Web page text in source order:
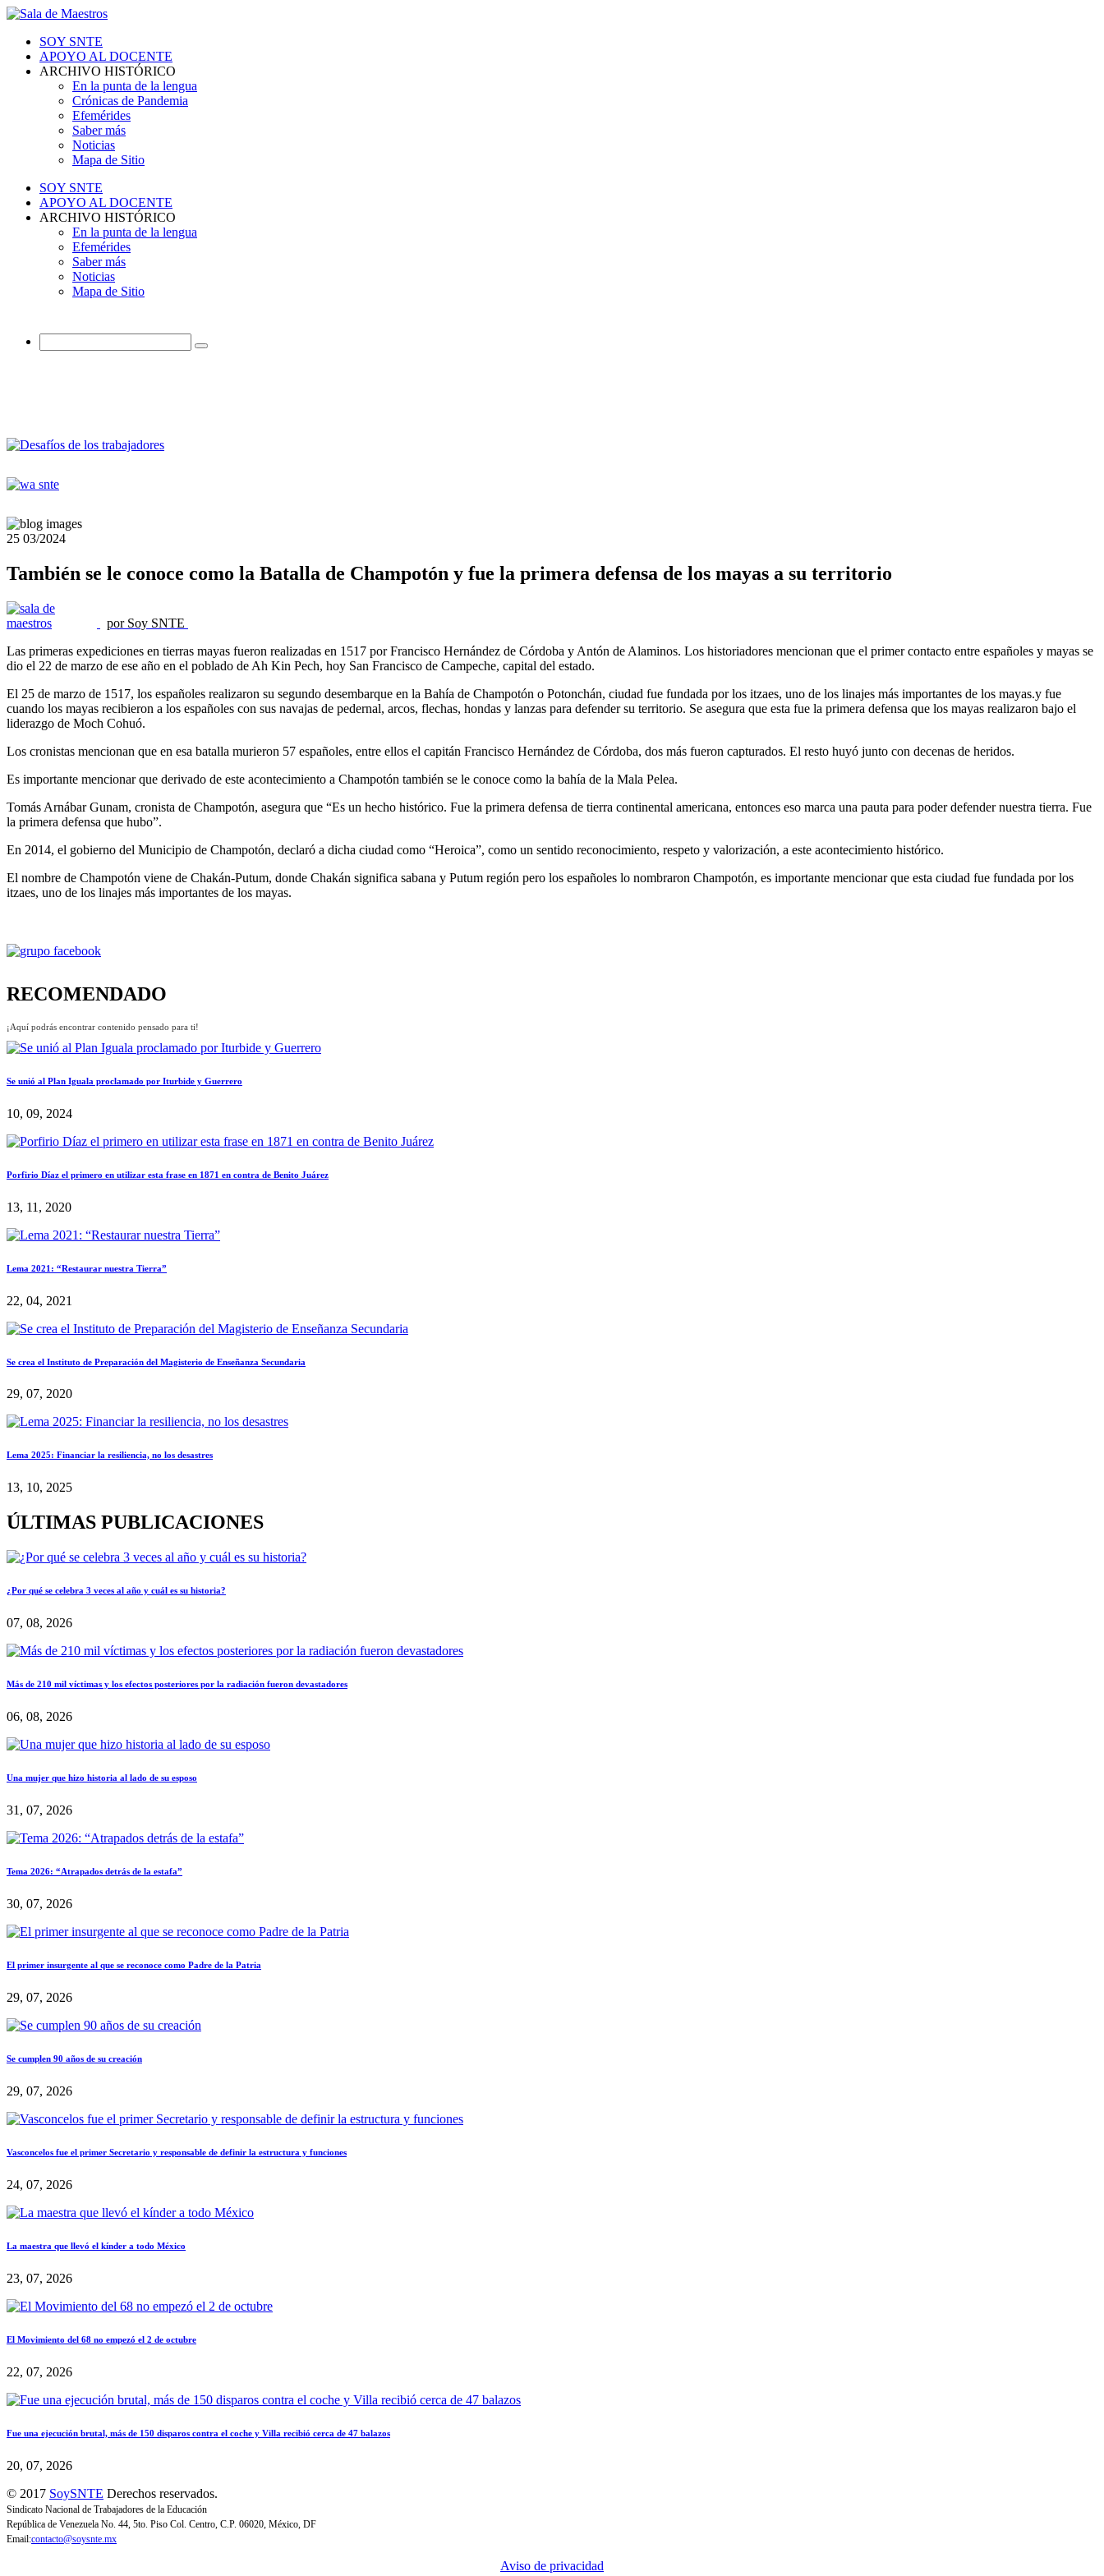
SOY SNTE
APOYO AL DOCENTE
ARCHIVO HISTÓRICO
En la punta de la lengua
Crónicas de Pandemia
Efemérides
Saber más
Noticias
Mapa de Sitio
SOY SNTE
APOYO AL DOCENTE
ARCHIVO HISTÓRICO
En la punta de la lengua
Efemérides
Saber más
Noticias
Mapa de Sitio
25 03/2024
También se le conoce como la Batalla de Champotón y fue la primera defensa de los mayas a su territorio
por Soy SNTE
Las primeras expediciones en tierras mayas fueron realizadas en 1517 por Francisco Hernández de Córdoba y Antón de Alaminos. Los historiadores mencionan que el primer contacto entre españoles y mayas se
dio el 22 de marzo de ese año en el poblado de Ah Kin Pech, hoy San Francisco de Campeche, capital del estado.
El 25 de marzo de 1517, los españoles realizaron su segundo desembarque en la Bahía de Champotón o Potonchán, ciudad fue fundada por los itzaes, uno de los linajes más importantes de los mayas.y fue
cuando los mayas recibieron a los españoles con sus navajas de pedernal, arcos, flechas, hondas y lanzas para defender su territorio. Se asegura que esta fue la primera defensa que los mayas realizaron bajo el
liderazgo de Moch Cohuó.
Los cronistas mencionan que en esa batalla murieron 57 españoles, entre ellos el capitán Francisco Hernández de Córdoba, dos más fueron capturados. El resto huyó junto con decenas de heridos.
Es importante mencionar que derivado de este acontecimiento a Champotón también se le conoce como la bahía de la Mala Pelea.
Tomás Arnábar Gunam, cronista de Champotón, asegura que “Es un hecho histórico. Fue la primera defensa de tierra continental americana, entonces eso marca una pauta para poder defender nuestra tierra. Fue
la primera defensa que hubo”.
En 2014, el gobierno del Municipio de Champotón, declaró a dicha ciudad como “Heroica”, como un sentido reconocimiento, respeto y valorización, a este acontecimiento histórico.
El nombre de Champotón viene de Chakán-Putum, donde Chakán significa sabana y Putum región pero los españoles lo nombraron Champotón, es importante mencionar que esta ciudad fue fundada por los
itzaes, uno de los linajes más importantes de los mayas.
RECOMENDADO
¡Aquí podrás encontrar contenido pensado para ti!
Se unió al Plan Iguala proclamado por Iturbide y Guerrero
10, 09, 2024
Porfirio Díaz el primero en utilizar esta frase en 1871 en contra de Benito Juárez
13, 11, 2020
Lema 2021: “Restaurar nuestra Tierra”
22, 04, 2021
Se crea el Instituto de Preparación del Magisterio de Enseñanza Secundaria
29, 07, 2020
Lema 2025: Financiar la resiliencia, no los desastres
13, 10, 2025
ÚLTIMAS PUBLICACIONES
¿Por qué se celebra 3 veces al año y cuál es su historia?
07, 08, 2026
Más de 210 mil víctimas y los efectos posteriores por la radiación fueron devastadores
06, 08, 2026
Una mujer que hizo historia al lado de su esposo
31, 07, 2026
Tema 2026: “Atrapados detrás de la estafa”
30, 07, 2026
El primer insurgente al que se reconoce como Padre de la Patria
29, 07, 2026
Se cumplen 90 años de su creación
29, 07, 2026
Vasconcelos fue el primer Secretario y responsable de definir la estructura y funciones
24, 07, 2026
La maestra que llevó el kínder a todo México
23, 07, 2026
El Movimiento del 68 no empezó el 2 de octubre
22, 07, 2026
Fue una ejecución brutal, más de 150 disparos contra el coche y Villa recibió cerca de 47 balazos
20, 07, 2026
© 2017 SoySNTE Derechos reservados.
Sindicato Nacional de Trabajadores de la Educación
República de Venezuela No. 44, 5to. Piso Col. Centro, C.P. 06020, México, DF
Email:contacto@soysnte.mx
Aviso de privacidad